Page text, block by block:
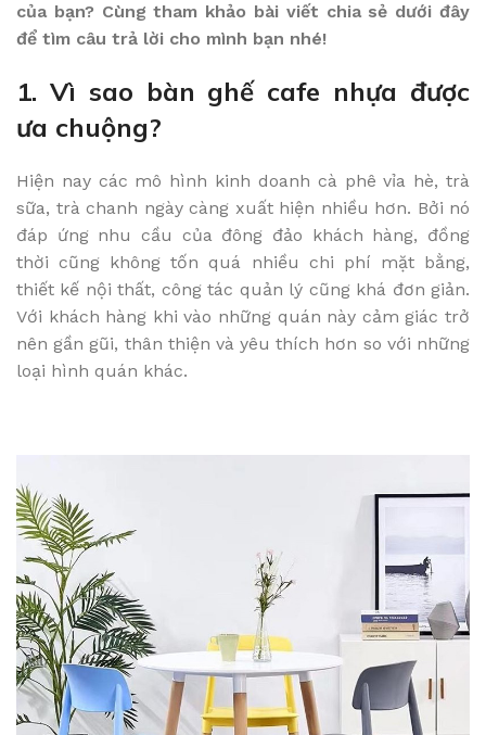
của bạn? Cùng tham khảo bài viết chia sẻ dưới đây
để tìm câu trả lời cho mình bạn nhé!
1. Vì sao bàn ghế cafe nhựa được
ưa chuộng?
Hiện nay các mô hình kinh doanh cà phê vỉa hè, trà
sữa, trà chanh ngày càng xuất hiện nhiều hơn. Bởi nó
đáp ứng nhu cầu của đông đảo khách hàng, đồng
thời cũng không tốn quá nhiều chi phí mặt bằng,
thiết kế nội thất, công tác quản lý cũng khá đơn giản.
Với khách hàng khi vào những quán này cảm giác trở
nên gần gũi, thân thiện và yêu thích hơn so với những
loại hình quán khác.